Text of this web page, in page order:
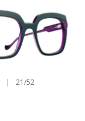
| 21/52